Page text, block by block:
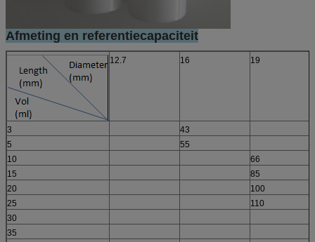
Afmeting en referentiecapaciteit
12.7 16 19
3
43
5
55
10
66
15
85
20
100
25
110
30
35